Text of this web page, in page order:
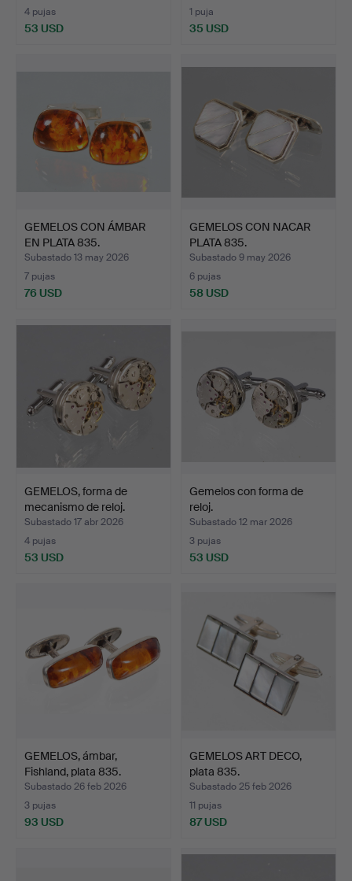
4 pujas
53 USD
1 puja
35 USD
GEMELOS CON ÁMBAR
EN PLATA 835.
Subastado 13 may 2026
7 pujas
76 USD
GEMELOS CON NACAR
PLATA 835.
Subastado 9 may 2026
6 pujas
58 USD
GEMELOS, forma de
mecanismo de reloj.
Subastado 17 abr 2026
4 pujas
53 USD
Gemelos con forma de
reloj.
Subastado 12 mar 2026
3 pujas
53 USD
GEMELOS, ámbar,
Fishland, plata 835.
Subastado 26 feb 2026
3 pujas
93 USD
GEMELOS ART DECO,
plata 835.
Subastado 25 feb 2026
11 pujas
87 USD